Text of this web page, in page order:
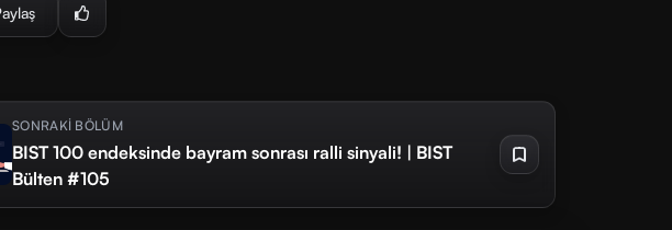
SONRAKİ BÖLÜM
BIST 100 endeksinde bayram sonrası ralli sinyali! | BIST
Bülten #105